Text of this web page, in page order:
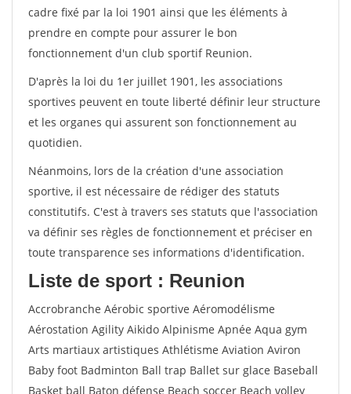
cadre fixé par la loi 1901 ainsi que les éléments à
prendre en compte pour assurer le bon
fonctionnement d'un club sportif Reunion.
D'après la loi du 1er juillet 1901, les associations
sportives peuvent en toute liberté définir leur structure
et les organes qui assurent son fonctionnement au
quotidien.
Néanmoins, lors de la création d'une association
sportive, il est nécessaire de rédiger des statuts
constitutifs. C'est à travers ses statuts que l'association
va définir ses règles de fonctionnement et préciser en
toute transparence ses informations d'identification.
Liste de sport : Reunion
Accrobranche Aérobic sportive Aéromodélisme
Aérostation Agility Aikido Alpinisme Apnée Aqua gym
Arts martiaux artistiques Athlétisme Aviation Aviron
Baby foot Badminton Ball trap Ballet sur glace Baseball
Basket ball Baton défense Beach soccer Beach volley